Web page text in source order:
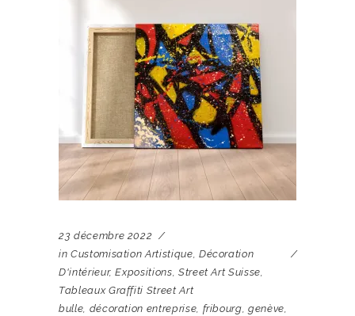
23 décembre 2022
in Customisation Artistique, Décoration
D'intérieur,Expositions, Street Art Suisse,
Tableaux Graffiti Street Art
bulle, décoration entreprise, fribourg,genève,